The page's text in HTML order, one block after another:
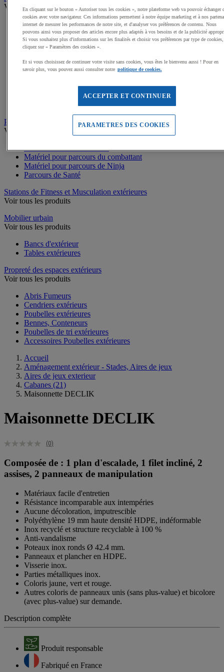
Voir tous les produits
Dalles amortissantes Jeux extérieurs
Jeux sur ressort
Balançoires
Cabanes
Jeux de grimpe, filets
Panneaux d'informations
Jeux rotatifs, équilibre
Parcours sportif
Voir tous les produits
Matériel pour parcours du combattant
Matériel pour parcours de Ninja
Parcours de Santé
Stations de Fitness et Musculation extérieures
Voir tous les produits
Mobilier urbain
Voir tous les produits
Bancs d'extérieur
Tables extérieures
Propreté des espaces extérieurs
Voir tous les produits
Abris Fumeurs
Cendriers extérieurs
Poubelles extérieures
Bennes, Conteneurs
Poubelles de tri extérieures
Accessoires Poubelles extérieures
Accueil
Aménagement extérieur - Stades, Aires de jeux
Aires de jeux exterieur
Cabanes (21)
Maisonnette DECLIK
Maisonnette DECLIK
(0)
Composée de : 1 plan d'escalade, 1 filet incliné, 2
assises, 2 panneaux de manipulation
Matériaux facile d'entretien
Résistance incomparable aux intempéries
Aucune décoloration, imputrescible
Polyéthylène 19 mm haute densité HDPE, indéformable
Inox recyclé et structure recyclable à 100 %
Anti-vandalisme
Poteaux inox ronds Ø 42.4 mm.
Panneaux et plancher en HDPE.
Visserie inox.
Parties métalliques inox.
Coloris jaune, vert et rouge.
Autres coloris de panneaux unis (sans plus-value) et bicolore
(avec plus-value) sur demande.
Description complète
Produit responsable
Fabriqué en France
En cliquant sur le bouton « Autoriser tous les cookies », notre plateforme web va pouvoir échanger
cookies avec votre navigateur. Ces informations permettent à notre équipe marketing et à nos
internet de mesurer les performances de notre site, et d'analyser vos préférences de contenu. Nous
pouvons ainsi vous proposer des articles encore plus adaptés à vos besoins et de la publicité
Si vous souhaitez plus d'informations sur les finalités et choisir vos préférences par type de cookies,
cliquez sur « Paramètres des cookies ».
Et si vous choisissez de continuer votre visite sans cookies, vous êtes le bienvenu aussi ! Pour en
savoir plus, vous pouvez aussi consulter notre politique de cookies.
ACCEPTER ET CONTINUER
PARAMETRES DES COOKIES